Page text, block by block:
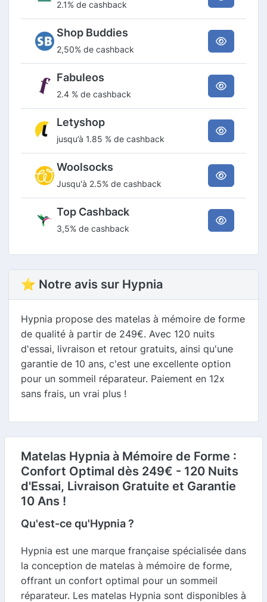
2.1% de cashback
Shop Buddies
2,50% de cashback
Fabuleos
2.4 % de cashback
Letyshop
jusqu’à 1.85 % de cashback
Woolsocks
Jusqu'à 2.5% de cashback
Top Cashback
3,5% de cashback
⭐ Notre avis sur Hypnia
Hypnia propose des matelas à mémoire de forme
de qualité à partir de 249€. Avec 120 nuits
d'essai, livraison et retour gratuits, ainsi qu'une
garantie de 10 ans, c'est une excellente option
pour un sommeil réparateur. Paiement en 12x
sans frais, un vrai plus !
Matelas Hypnia à Mémoire de Forme :
Confort Optimal dès 249€ - 120 Nuits
d'Essai, Livraison Gratuite et Garantie
10 Ans !
Qu'est-ce qu'Hypnia ?
Hypnia est une marque française spécialisée dans
la conception de matelas à mémoire de forme,
offrant un confort optimal pour un sommeil
réparateur. Les matelas Hypnia sont disponibles à